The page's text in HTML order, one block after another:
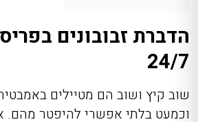
הדברת זבובונים
24/7
שוב קיץ ושוב הם מטיילים
וכמעט בלתי אפשרי להיפטר מהם.